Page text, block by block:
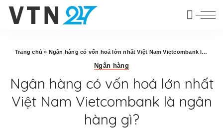
Trang chủ » Ngân hàng có vốn hoá lớn nhất Việt Nam Vietcombank là ngân hàng gì?
Ngân hàng
Ngân hàng có vốn hoá lớn nhất
Việt Nam Vietcombank là ngân
hàng gì?